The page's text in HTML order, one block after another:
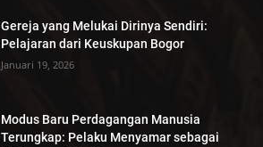
Gereja yang Melukai Dirinya Sendiri:
Pelajaran dari Keuskupan Bogor
Januari 19, 2026
Modus Baru Perdagangan Manusia
Terungkap: Pelaku Menyamar sebagai